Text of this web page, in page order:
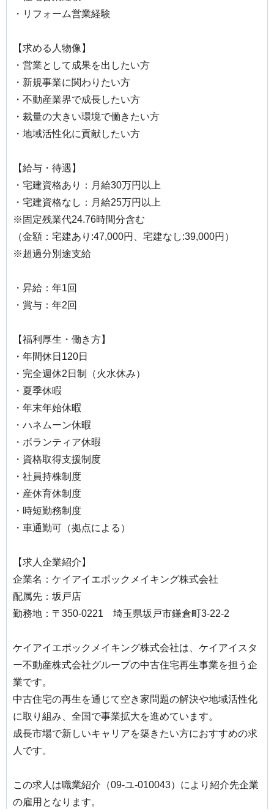
・リフォーム営業経験
【求める人物像】
・営業として成果を出したい方
・新規事業に関わりたい方
・不動産業界で成長したい方
・裁量の大きい環境で働きたい方
・地域活性化に貢献したい方
【給与・待遇】
・宅建資格あり：月給30万円以上
・宅建資格なし：月給25万円以上
※固定残業代24.76時間分含む
（金額：宅建あり:47,000円、宅建なし:39,000円）
※超過分別途支給
・昇給：年1回
・賞与：年2回
【福利厚生・働き方】
・年間休日120日
・完全週休2日制（火水休み）
・夏季休暇
・年末年始休暇
・ハネムーン休暇
・ボランティア休暇
・資格取得支援制度
・社員持株制度
・産休育休制度
・時短勤務制度
・車通勤可（拠点による）
【求人企業紹介】
企業名：ケイアイエポックメイキング株式会社
配属先：坂戸店
勤務地：〒350-0221 埼玉県坂戸市鎌倉町3-22-2
ケイアイエポックメイキング株式会社は、ケイアイスタ
ー不動産株式会社グループの中古住宅再生事業を担う企
業です。
中古住宅の再生を通じて空き家問題の解決や地域活性化
に取り組み、全国で事業拡大を進めています。
成長市場で新しいキャリアを築きたい方におすすめの求
人です。
この求人は職業紹介（09-ユ-010043）により紹介先企業
の雇用となります。